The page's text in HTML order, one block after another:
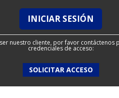
INICIAR SESIÓN
nuestro cliente, por favor contáctenos
credenciales de acceso:
SOLICITAR ACCESO